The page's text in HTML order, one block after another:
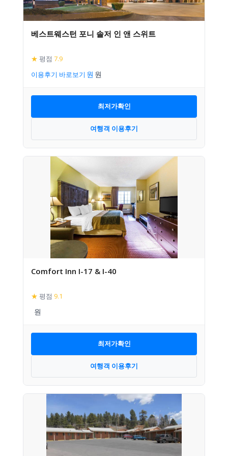
베스트웨스턴 포니 솔저 인 앤 스위트
★ 평점 7.9
이용후기 바로보기
최저가확인
여행객 이용후기
Comfort Inn I-17 & I-40
★ 평점 9.1
최저가확인
여행객 이용후기